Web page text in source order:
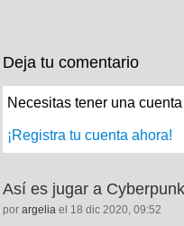
Deja tu comentario
Necesitas tener una
¡Registra tu cuenta ahora!
Así es jugar a
por argelia el 18 dic 2020, 09:52